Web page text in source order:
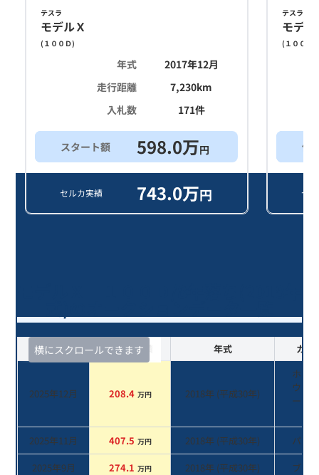
テスラ
モデルＸ
( １００Ｄ)
年式
2017年12月
走行距離
7,230km
入札数
171件
スタート額 598.0万円
セルカ実績 743.0万円
テスラ
モデ
( １００Ｄ
他
セ
横にスクロールできます
査定時期 セルカ実績 年式 カラ
2025年12月 208.4 万円 2018年 (平成30年)
ホワ
ウォ
ーパ
2025年11月
407.5 万円 2018年 (平成30年)
パール
2025年9月
274.1 万円 2018年 (平成30年) ブルー